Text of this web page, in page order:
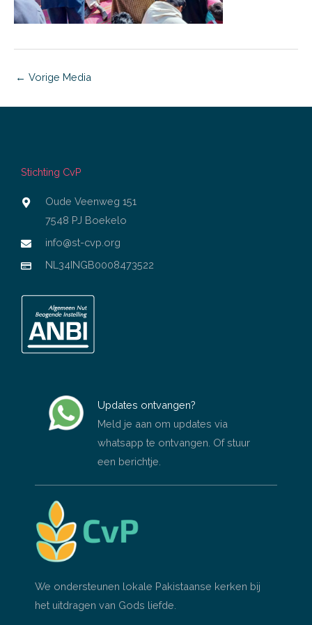
← Vorige Media
Stichting CvP
Oude Veenweg 151
7548 PJ Boekelo
info@st-cvp.org
NL34INGB0008473522
Updates ontvangen?
Meld je aan om updates via
whatsapp te ontvangen. Of stuur
een berichtje.
We ondersteunen lokale Pakistaanse kerken bij
het uitdragen van Gods liefde.